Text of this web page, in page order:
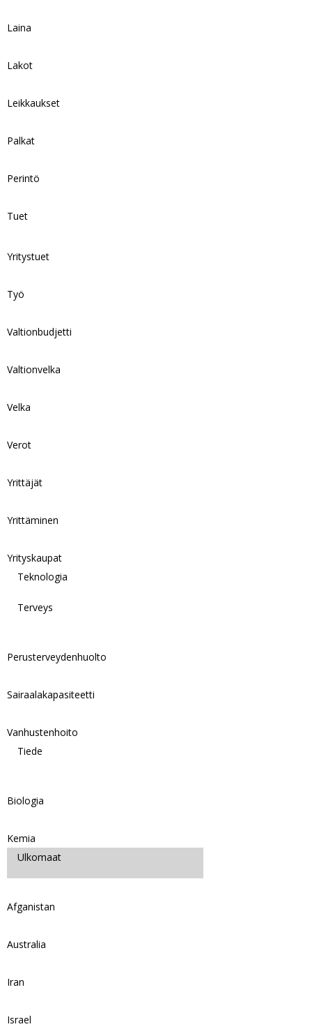
Laina
Lakot
Leikkaukset
Palkat
Perintö
Tuet
Yritystuet
Työ
Valtionbudjetti
Valtionvelka
Velka
Verot
Yrittäjät
Yrittäminen
Yrityskaupat
Teknologia
Terveys
Perusterveydenhuolto
Sairaalakapasiteetti
Vanhustenhoito
Tiede
Biologia
Kemia
Ulkomaat
Afganistan
Australia
Iran
Israel